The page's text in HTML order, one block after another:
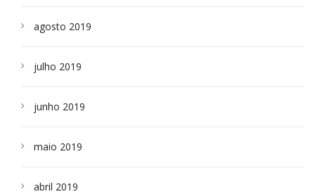
agosto 2019
julho 2019
junho 2019
maio 2019
abril 2019